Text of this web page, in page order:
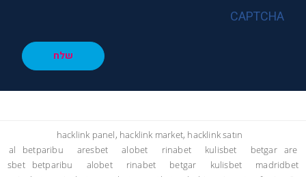
CAPTCHA
שלח
hacklink panel, hacklink market, hacklink satın
al
betparibu aresbet alobet rinabet kulisbet betgar
are
sbet
betparibu alobet rinabet betgar kulisbet
madridbet